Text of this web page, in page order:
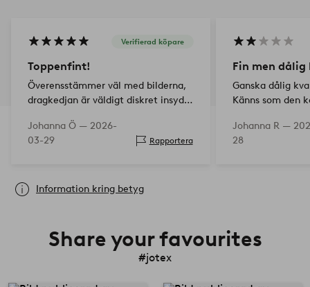
Verifierad köpare
Toppenfint!
Överensstämmer väl med bilderna,
dragkedjan är väldigt diskret insydd
Johanna Ö — 2026-
03-29
Rapportera
Fin men
Ganska dålig
Känns som den
Johanna R —
28
Information kring betyg
Share your favourites
#jotex